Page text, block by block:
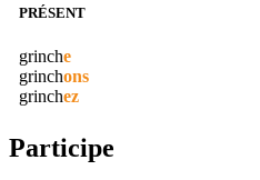
PRÉSENT
grinche
grinchons
grinchez
Participe